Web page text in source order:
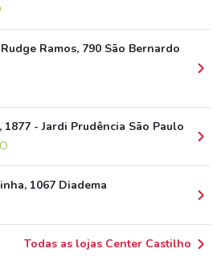
Ramos, 790 São Bernardo
1877 - Jardi Prudência São Paulo
1067 Diadema
Todas as lojas Center Castilho